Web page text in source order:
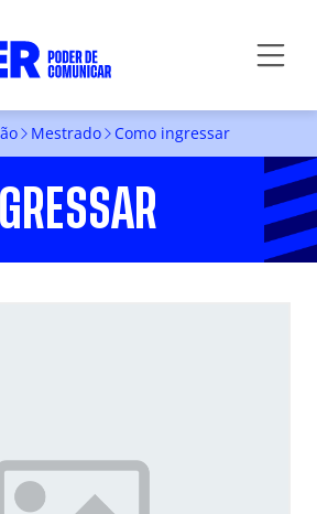
Mestrado Como ingressar